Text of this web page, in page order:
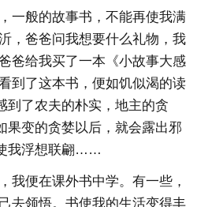
一般的故事书，不能再使我满
，爸爸问我想要什么礼物，我
爸给我买了一本《小故事大感
到了这本书，便如饥似渴的读
到了农夫的朴实，地主的贪
果变的贪婪以后，就会露出邪
我浮想联翩……
我便在课外书中学。有一些，
去领悟。书使我的生活变得丰